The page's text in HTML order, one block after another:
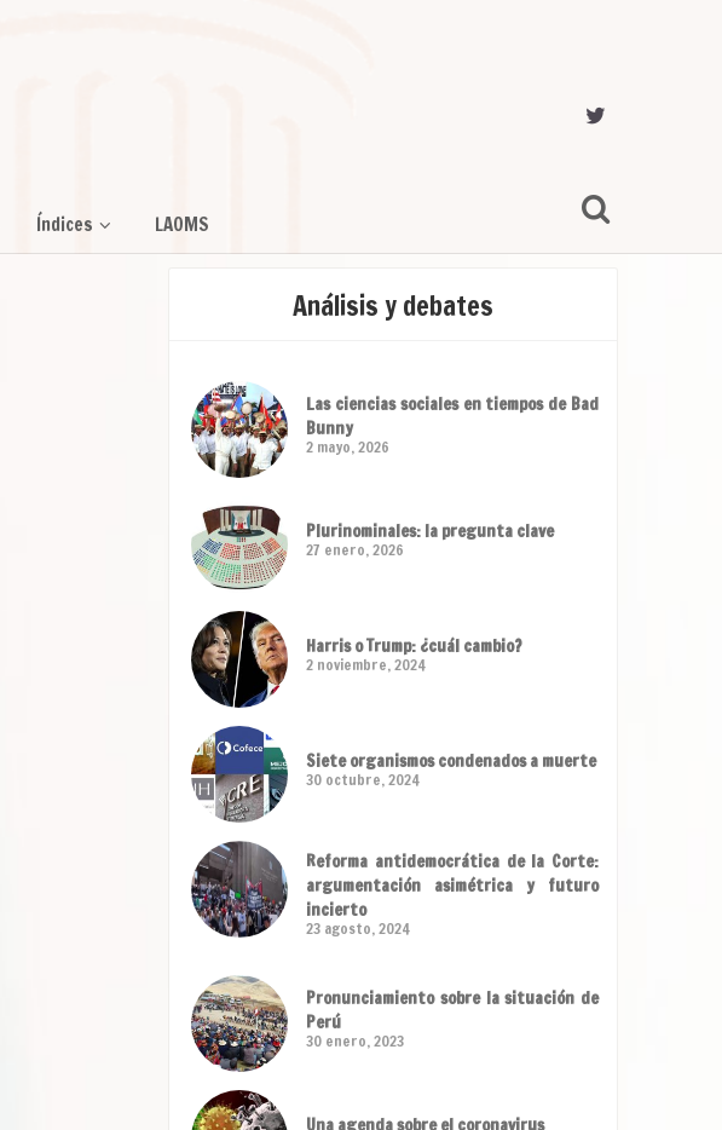
Índices LAOMS
Análisis y debates
Las ciencias sociales en tiempos de Bad
Bunny
2 mayo, 2026
Plurinominales: la pregunta clave
27 enero, 2026
Harris o Trump: ¿cuál cambio?
2 noviembre, 2024
Siete organismos condenados a muerte
30 octubre, 2024
Reforma antidemocrática de la Corte:
argumentación asimétrica y futuro
incierto
23 agosto, 2024
Pronunciamiento sobre la situación de
Perú
30 enero, 2023
Una agenda sobre el coronavirus